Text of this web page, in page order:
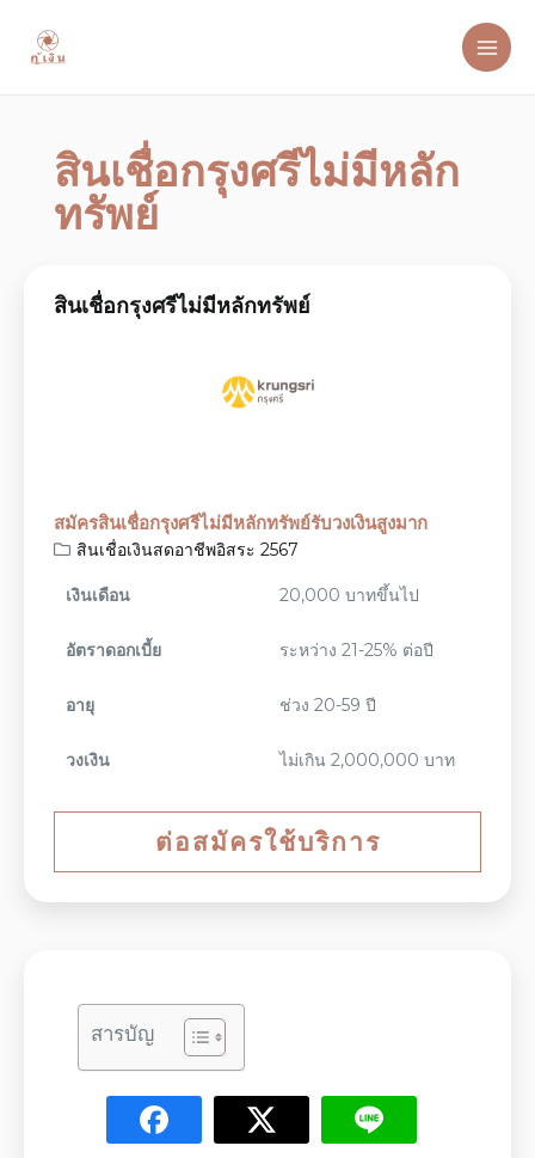
สินเชื่อกรุงศรีไม่มีหลัก
ทรัพย์
สินเชื่อกรุงศรีไม่มีหลักทรัพย์
สมัครสินเชื่อกรุงศรีไม่มีหลักทรัพย์รับวงเงินสูงมาก
สินเชื่อเงินสดอาชีพอิสระ 2567
เงินเดือน 20,000 บาทขึ้นไป
อัตราดอกเบี้ย ระหว่าง 21-25% ต่อปี
อายุ ช่วง 20-59 ปี
วงเงิน ไม่เกิน 2,000,000 บาท
ต่อสมัครใช้บริการ
สารบัญ